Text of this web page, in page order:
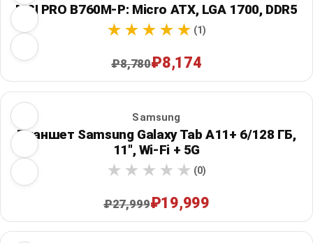
MSI PRO B760M-P: Micro ATX, LGA 1700, DDR5
(1)
₽8,780₽8,174
Samsung
Планшет Samsung Galaxy Tab A11+ 6/128 ГБ,
11", Wi‑Fi + 5G
(0)
₽27,999₽19,999